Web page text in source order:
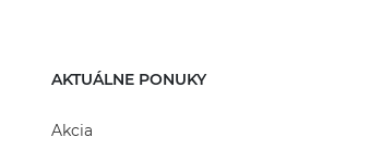
AKTUÁLNE PONUKY
Akcia